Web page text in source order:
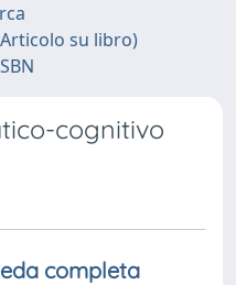
su libro)
cognitivo
completa